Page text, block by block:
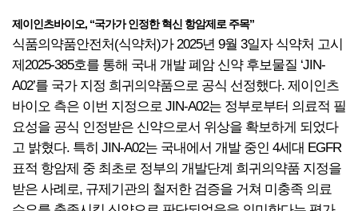
제이인츠바이오, “국가가 인정한 혁신 항암제로 주목”
식품의약품안전처(식약처)가 2025년 9월 3일자 식약처 고시
제2025-385호를 통해 국내 개발 폐암 신약 후보물질 ‘JIN-
A02’를 국가 지정 희귀의약품으로 공식 선정했다. 제이인츠
바이오 측은 이번 지정으로 JIN-A02는 정부로부터 의료적 필
요성을 공식 인정받은 신약으로서 위상을 확보하게 되었다
고 밝혔다. 특히 JIN-A02는 국내에서 개발 중인 4세대 EGFR
표적 항암제 중 최초로 정부의 개발단계 희귀의약품 지정을
받은 사례로, 규제기관의 철저한 검증을 거쳐 미충족 의료